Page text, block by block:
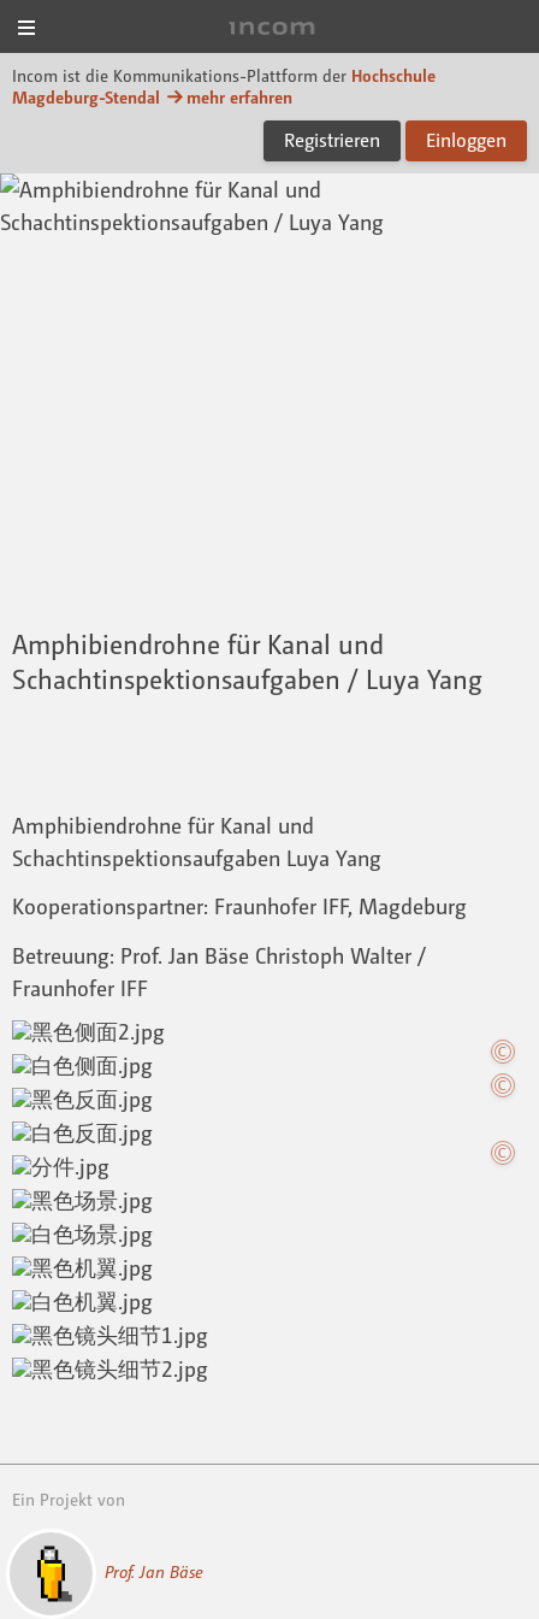
Incom ist die Kommunikations-Plattform der Hochschule
Magdeburg-Stendal
mehr erfahren
Registrieren Einloggen
Amphibiendrohne für Kanal und
Schachtinspektionsaufgaben / Luya Yang
Amphibiendrohne für Kanal und
Schachtinspektionsaufgaben Luya Yang
Kooperationspartner: Fraunhofer IFF, Magdeburg
Betreuung: Prof. Jan Bäse Christoph Walter /
Fraunhofer IFF
Ein Projekt von
Prof. Jan Bäse